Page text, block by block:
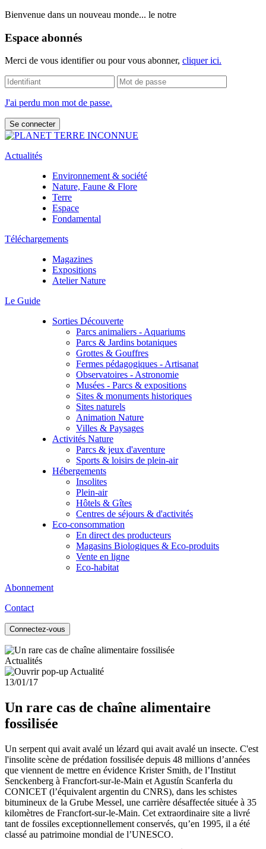
Bienvenue dans un nouveau monde... le notre
Espace abonnés
Merci de vous identifier ou pour vous abonner, cliquer ici.
J'ai perdu mon mot de passe.
Actualités
Environnement & société
Nature, Faune & Flore
Terre
Espace
Fondamental
Téléchargements
Magazines
Expositions
Atelier Nature
Le Guide
Sorties Découverte
Parcs animaliers - Aquariums
Parcs & Jardins botaniques
Grottes & Gouffres
Fermes pédagogiques - Artisanat
Observatoires - Astronomie
Musées - Parcs & expositions
Sites & monuments historiques
Sites naturels
Animation Nature
Villes & Paysages
Activités Nature
Parcs & jeux d'aventure
Sports & loisirs de plein-air
Hébergements
Insolites
Plein-air
Hôtels & Gîtes
Centres de séjours & d'activités
Eco-consommation
En direct des producteurs
Magasins Biologiques & Eco-produits
Vente en ligne
Eco-habitat
Abonnement
Contact
Connectez-vous
Actualités
13/01/17
Un rare cas de chaîne alimentaire
fossilisée
Un serpent qui avait avalé un lézard qui avait avalé un insecte. C'est
l'insolite scène de prédation fossilisée depuis 48 millions d’années
que viennent de mettre en évidence Krister Smith, de l’Institut
Senckenberg à Francfort-sur-le-Main et Agustín Scanferla du
CONICET (l’équivalent argentin du CNRS), dans les schistes
bitumineux de la Grube Messel, une carrière désaffectée située à 35
kilomètres de Francfort-sur-le-Main. Cet extraordinaire site a livré
tant de fossiles exceptionnellement conservés, qu’en 1995, il a été
classé au patrimoine mondial de l’UNESCO.